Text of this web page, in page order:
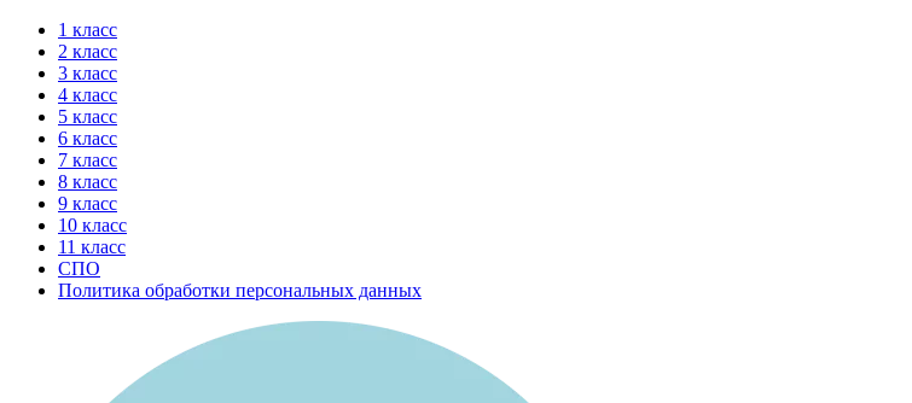
Перейти
содержимому
1 класс
2 класс
3 класс
4 класс
5 класс
6 класс
7 класс
8 класс
9 класс
10 класс
11 класс
СПО
Политика обработки персональных данных